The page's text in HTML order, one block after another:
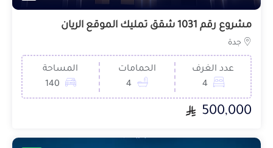
مشروع رقم 1031 شقق تمليك الموقع الريان
جدة
عدد الغرف
4
الحمامات
4
المساحة
140
500,000